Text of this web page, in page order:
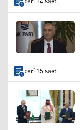
berî 15 saet